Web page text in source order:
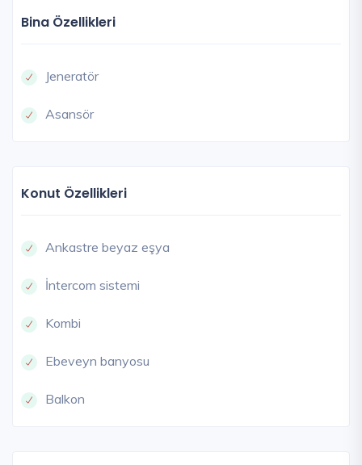
Bina Özellikleri
Jeneratör
Asansör
Konut Özellikleri
Ankastre beyaz eşya
İntercom sistemi
Kombi
Ebeveyn banyosu
Balkon